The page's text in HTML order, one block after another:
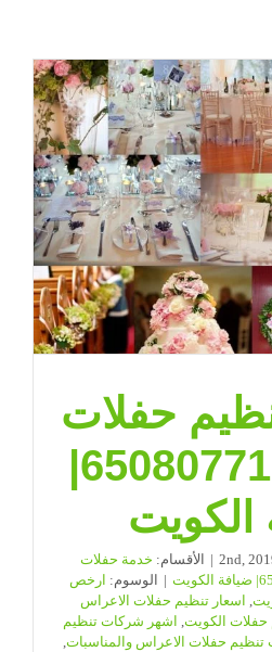
حفلات
الكويت | 65080771|
الكويت
| الأقسام: خدمة حفلات
| الوسوم: ارخص
, اسعار تنظيم حفلات الاعراس
حفلات الكويت, اشهر شركات تنظيم
حفلات الاعراس والمناسبات,